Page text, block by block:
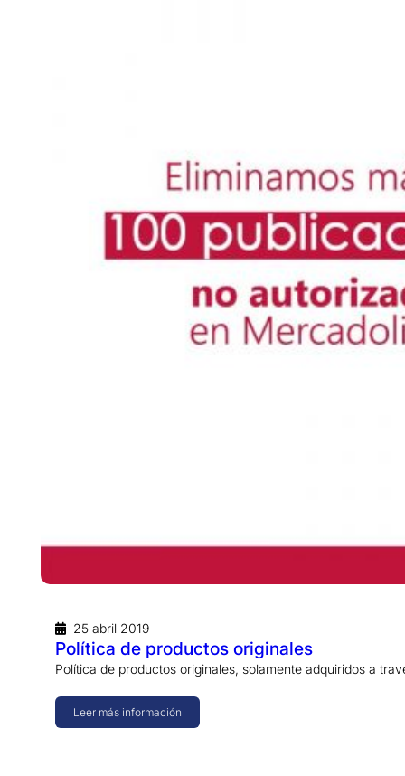
25 abril 2019
Política de productos originales
Política de productos originales, solamente adquiridos a
Leer más información